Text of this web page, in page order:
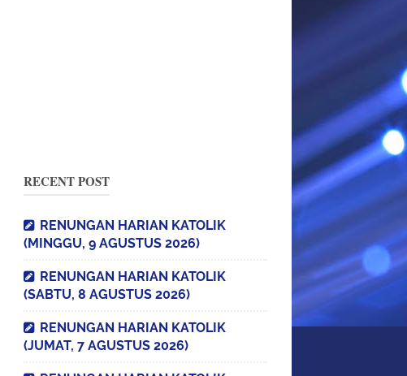
RECENT POST
RENUNGAN HARIAN KATOLIK
(MINGGU, 9 AGUSTUS 2026)
RENUNGAN HARIAN KATOLIK
(SABTU, 8 AGUSTUS 2026)
RENUNGAN HARIAN KATOLIK
(JUMAT, 7 AGUSTUS 2026)